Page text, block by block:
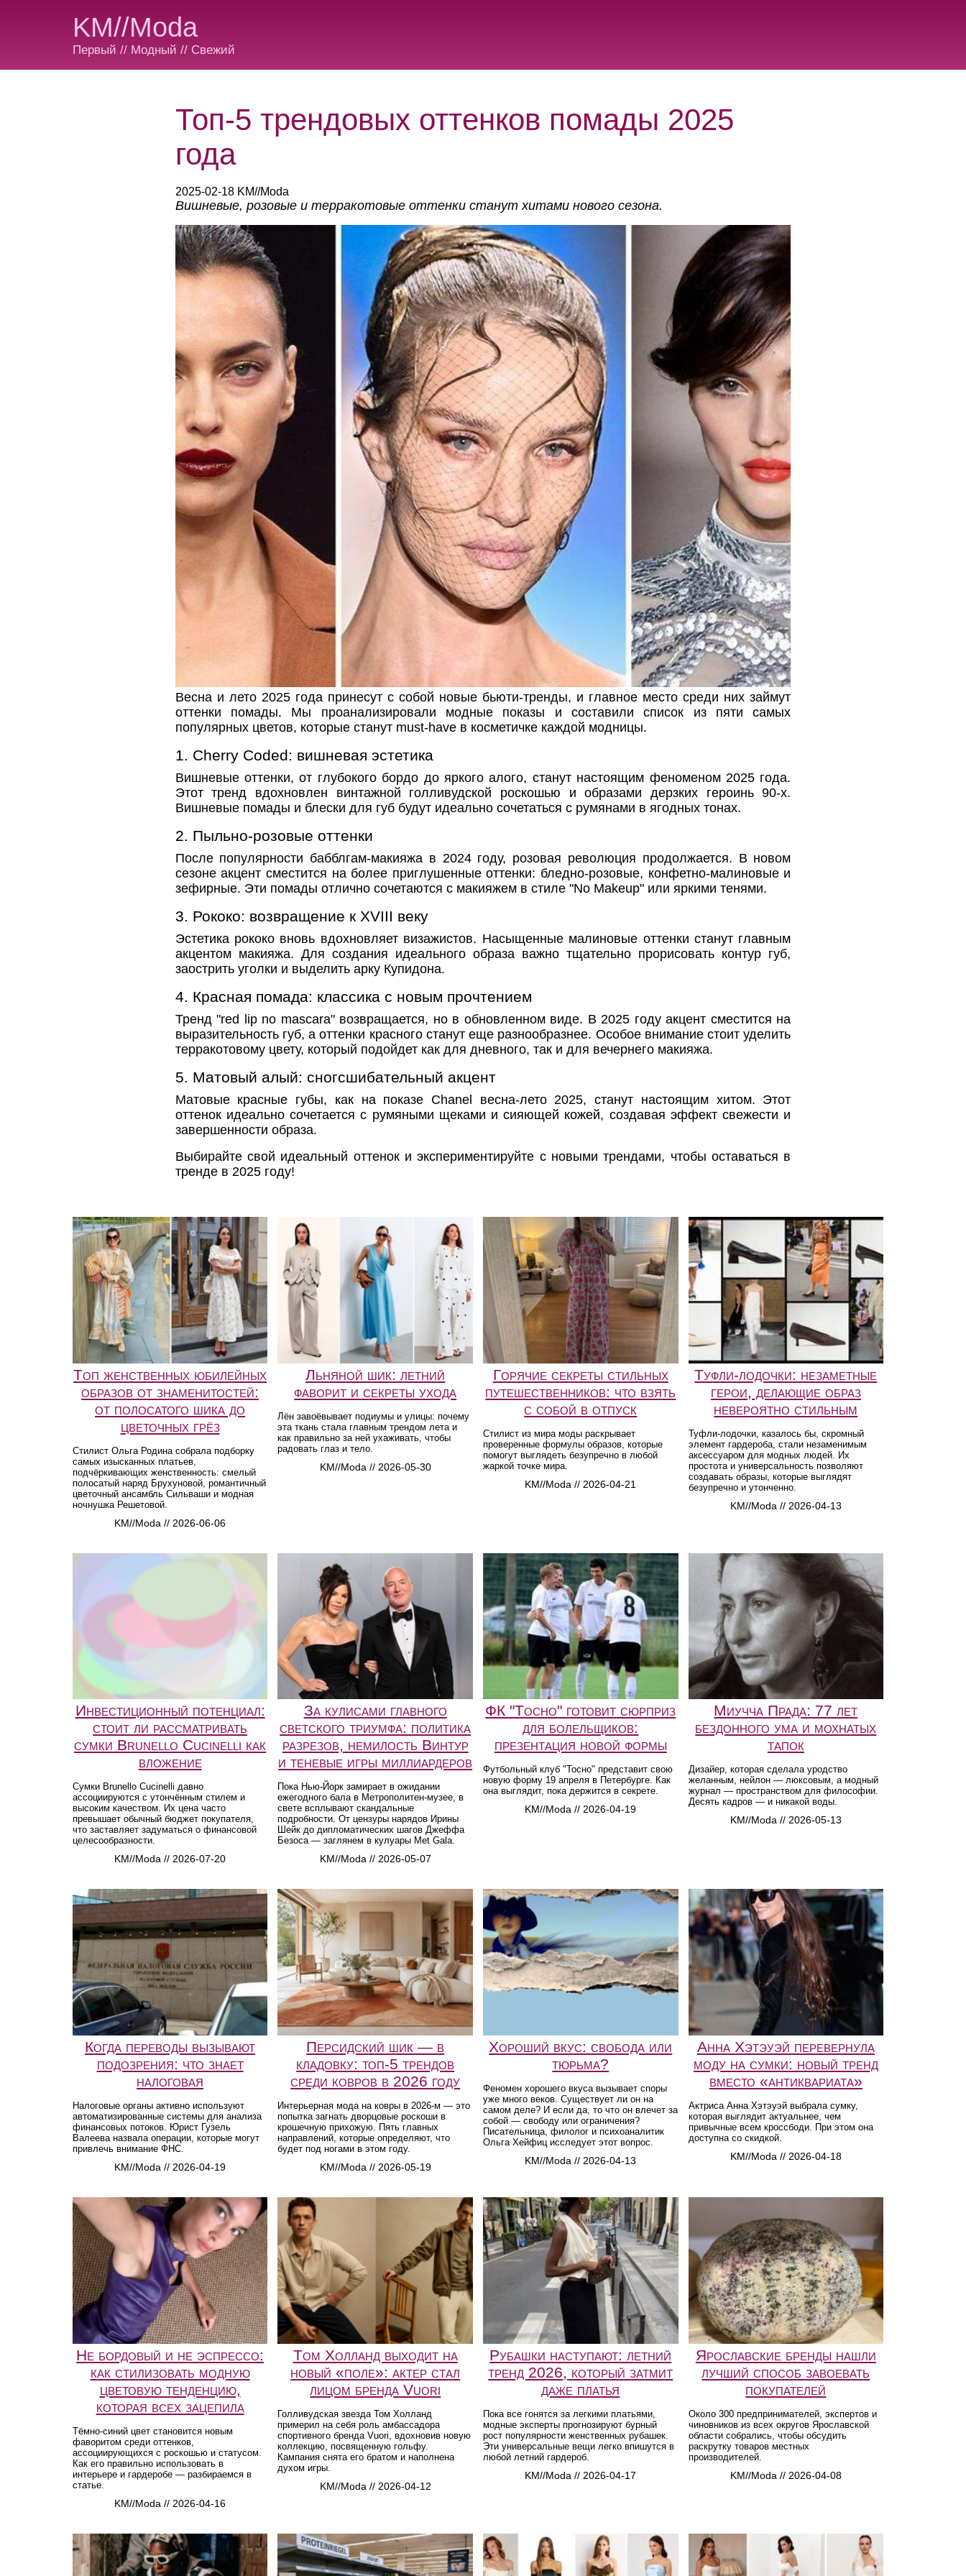
KM//Moda
Первый // Модный // Свежий
Топ-5 трендовых оттенков помады 2025
года
2025-02-18 KM//Moda
Вишневые, розовые и терракотовые оттенки станут хитами нового сезона.
Весна и лето 2025 года принесут с собой новые бьюти-тренды, и главное место среди них займут
оттенки помады. Мы проанализировали модные показы и составили список из пяти самых
популярных цветов, которые станут must-have в косметичке каждой модницы.
1. Cherry Coded: вишневая эстетика
Вишневые оттенки, от глубокого бордо до яркого алого, станут настоящим феноменом 2025 года.
Этот тренд вдохновлен винтажной голливудской роскошью и образами дерзких героинь 90-х.
Вишневые помады и блески для губ будут идеально сочетаться с румянами в ягодных тонах.
2. Пыльно-розовые оттенки
После популярности бабблгам-макияжа в 2024 году, розовая революция продолжается. В новом
сезоне акцент сместится на более приглушенные оттенки: бледно-розовые, конфетно-малиновые и
зефирные. Эти помады отлично сочетаются с макияжем в стиле "No Makeup" или яркими тенями.
3. Рококо: возвращение к XVIII веку
Эстетика рококо вновь вдохновляет визажистов. Насыщенные малиновые оттенки станут главным
акцентом макияжа. Для создания идеального образа важно тщательно прорисовать контур губ,
заострить уголки и выделить арку Купидона.
4. Красная помада: классика с новым прочтением
Тренд "red lip no mascara" возвращается, но в обновленном виде. В 2025 году акцент сместится на
выразительность губ, а оттенки красного станут еще разнообразнее. Особое внимание стоит уделить
терракотовому цвету, который подойдет как для дневного, так и для вечернего макияжа.
5. Матовый алый: сногсшибательный акцент
Матовые красные губы, как на показе Chanel весна-лето 2025, станут настоящим хитом. Этот
оттенок идеально сочетается с румяными щеками и сияющей кожей, создавая эффект свежести и
завершенности образа.
Выбирайте свой идеальный оттенок и экспериментируйте с новыми трендами, чтобы оставаться в
тренде в 2025 году!
Топ женственных юбилейных
образов от знаменитостей:
от полосатого шика до
цветочных грёз
Стилист Ольга Родина собрала подборку
самых изысканных платьев,
подчёркивающих женственность: смелый
полосатый наряд Брухуновой, романтичный
цветочный ансамбль Сильваши и модная
ночнушка Решетовой.
KM//Moda // 2026-06-06
Льняной шик: летний
фаворит и секреты ухода
Лён завоёвывает подиумы и улицы: почему
эта ткань стала главным трендом лета и
как правильно за ней ухаживать, чтобы
радовать глаз и тело.
KM//Moda // 2026-05-30
Горячие секреты стильных
путешественников: что взять
с собой в отпуск
Стилист из мира моды раскрывает
проверенные формулы образов, которые
помогут выглядеть безупречно в любой
жаркой точке мира.
KM//Moda // 2026-04-21
Туфли-лодочки: незаметные
герои, делающие образ
невероятно стильным
Туфли-лодочки, казалось бы, скромный
элемент гардероба, стали незаменимым
аксессуаром для модных людей. Их
простота и универсальность позволяют
создавать образы, которые выглядят
безупречно и утонченно.
KM//Moda // 2026-04-13
Инвестиционный потенциал:
стоит ли рассматривать
сумки Brunello Cucinelli как
вложение
Сумки Brunello Cucinelli давно
ассоциируются с утончённым стилем и
высоким качеством. Их цена часто
превышает обычный бюджет покупателя,
что заставляет задуматься о финансовой
целесообразности.
KM//Moda // 2026-07-20
За кулисами главного
светского триумфа: политика
разрезов, немилость Винтур
и теневые игры миллиардеров
Пока Нью-Йорк замирает в ожидании
ежегодного бала в Метрополитен-музее, в
свете всплывают скандальные
подробности. От цензуры нарядов Ирины
Шейк до дипломатических шагов Джеффа
Безоса — заглянем в кулуары Met Gala.
KM//Moda // 2026-05-07
ФК "Тосно" готовит сюрприз
для болельщиков:
презентация новой формы
Футбольный клуб "Тосно" представит свою
новую форму 19 апреля в Петербурге. Как
она выглядит, пока держится в секрете.
KM//Moda // 2026-04-19
Миучча Прада: 77 лет
бездонного ума и мохнатых
тапок
Дизайер, которая сделала уродство
желанным, нейлон — люксовым, а модный
журнал — пространством для философии.
Десять кадров — и никакой воды.
KM//Moda // 2026-05-13
Когда переводы вызывают
подозрения: что знает
налоговая
Налоговые органы активно используют
автоматизированные системы для анализа
финансовых потоков. Юрист Гузель
Валеева назвала операции, которые могут
привлечь внимание ФНС.
KM//Moda // 2026-04-19
Персидский шик — в
кладовку: топ-5 трендов
среди ковров в 2026 году
Интерьерная мода на ковры в 2026-м — это
попытка загнать дворцовые роскоши в
крошечную прихожую. Пять главных
направлений, которые определяют, что
будет под ногами в этом году.
KM//Moda // 2026-05-19
Хороший вкус: свобода или
тюрьма?
Феномен хорошего вкуса вызывает споры
уже много веков. Существует ли он на
самом деле? И если да, то что он влечет за
собой — свободу или ограничения?
Писательница, филолог и психоаналитик
Ольга Хейфиц исследует этот вопрос.
KM//Moda // 2026-04-13
Анна Хэтэуэй перевернула
моду на сумки: новый тренд
вместо «антиквариата»
Актриса Анна Хэтэуэй выбрала сумку,
которая выглядит актуальнее, чем
привычные всем кроссбоди. При этом она
доступна со скидкой.
KM//Moda // 2026-04-18
Не бордовый и не эспрессо:
как стилизовать модную
цветовую тенденцию,
которая всех зацепила
Тёмно-синий цвет становится новым
фаворитом среди оттенков,
ассоциирующихся с роскошью и статусом.
Как его правильно использовать в
интерьере и гардеробе — разбираемся в
статье.
KM//Moda // 2026-04-16
Том Холланд выходит на
новый «поле»: актер стал
лицом бренда Vuori
Голливудская звезда Том Холланд
примерил на себя роль амбассадора
спортивного бренда Vuori, вдохновив новую
коллекцию, посвященную гольфу.
Кампания снята его братом и наполнена
духом игры.
KM//Moda // 2026-04-12
Рубашки наступают: летний
тренд 2026, который затмит
даже платья
Пока все гонятся за легкими платьями,
модные эксперты прогнозируют бурный
рост популярности женственных рубашек.
Эти универсальные вещи легко впишутся в
любой летний гардероб.
KM//Moda // 2026-04-17
Ярославские бренды нашли
лучший способ завоевать
покупателей
Около 300 предпринимателей, экспертов и
чиновников из всех округов Ярославской
области собрались, чтобы обсудить
раскрутку товаров местных
производителей.
KM//Moda // 2026-04-08